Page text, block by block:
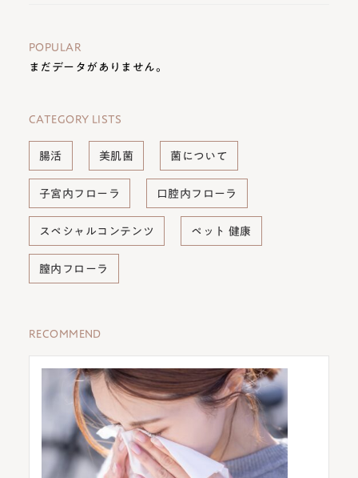
POPULAR
まだデータがありません。
CATEGORY LISTS
腸活 美肌菌 菌について
子宮内フローラ 口腔内フローラ
スペシャルコンテンツ ペット 健康
膣内フローラ
RECOMMEND